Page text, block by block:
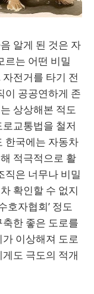
알게 된 것은 자
르는 어떤 비밀
전거를 타기 전
이 공공연하게 존
상상해본 적도
교통법을 철저
한국에는 자동차
적극적으로 활
직은 너무나 비밀
확인할 수 없지
호자협회’ 정도
한 좋은 도로를
이상해져 도로
도 극도의 적개